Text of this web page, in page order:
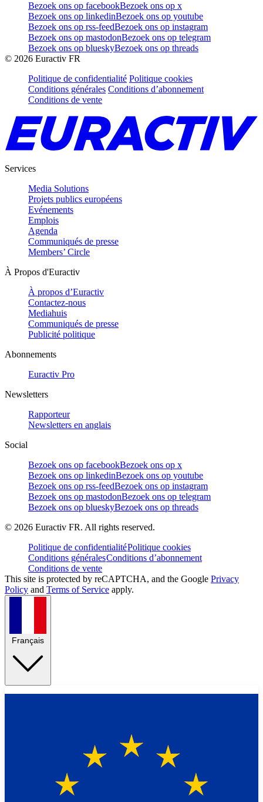
Bezoek ons op facebookBezoek ons op x
Bezoek ons op linkedinBezoek ons op youtube
Bezoek ons op rss-feedBezoek ons op instagram
Bezoek ons op mastodonBezoek ons op telegram
Bezoek ons op blueskyBezoek ons op threads
© 2026 Euractiv FR
Politique de confidentialité Politique cookies
Conditions générales Conditions d’abonnement
Conditions de vente
Services
Media Solutions
Projets publics européens
Evénements
Emplois
Agenda
Communiqués de presse
Members’ Circle
À Propos d'Euractiv
À propos d’Euractiv
Contactez-nous
Mediahuis
Communiqués de presse
Publicité politique
Abonnements
Euractiv Pro
Newsletters
Rapporteur
Newsletters en anglais
Social
Bezoek ons op facebookBezoek ons op x
Bezoek ons op linkedinBezoek ons op youtube
Bezoek ons op rss-feedBezoek ons op instagram
Bezoek ons op mastodonBezoek ons op telegram
Bezoek ons op blueskyBezoek ons op threads
© 2026 Euractiv FR. All rights reserved.
Politique de confidentialitéPolitique cookies
Conditions généralesConditions d’abonnement
Conditions de vente
This site is protected by reCAPTCHA, and the Google Privacy
Policy and Terms of Service apply.
Français